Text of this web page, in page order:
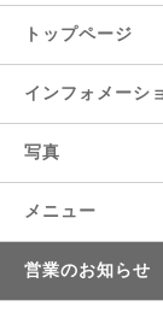
トップページ
インフォメーシ
写真
メニュー
営業のお知らせ